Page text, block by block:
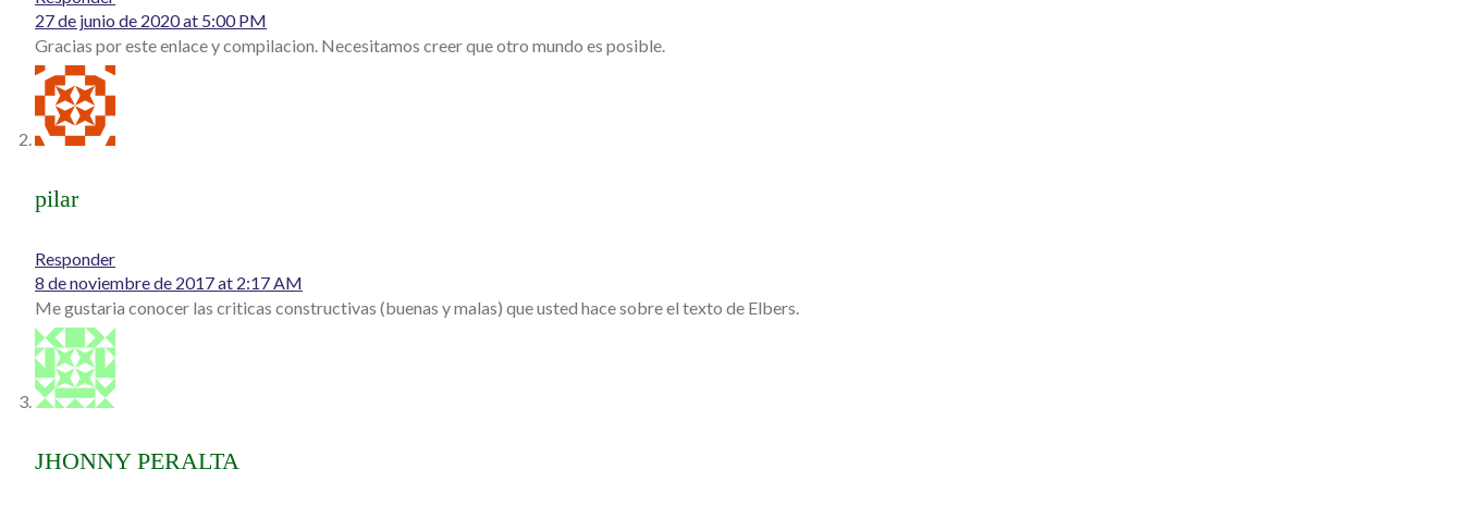
27 de junio de 2020 at 5:00 PM
Gracias por este enlace y compilacion. Necesitamos creer que otro mundo es posible.
pilar
Responder
8 de noviembre de 2017 at 2:17 AM
Me gustaria conocer las criticas constructivas (buenas y malas) que usted hace sobre el texto de Elbers.
JHONNY PERALTA